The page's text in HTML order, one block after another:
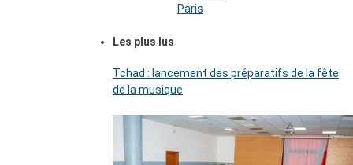
Paris
Les plus lus
Tchad : lancement des préparatifs de la fête
de la musique